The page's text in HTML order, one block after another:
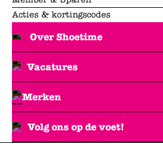
Acties & kortingscodes
Over Shoetime
Vacatures
Merken
Volg ons op de voet!